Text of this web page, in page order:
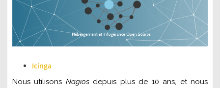
Icinga
Nous utilisons Nagiosdepuis plus de 10 ans, et nous